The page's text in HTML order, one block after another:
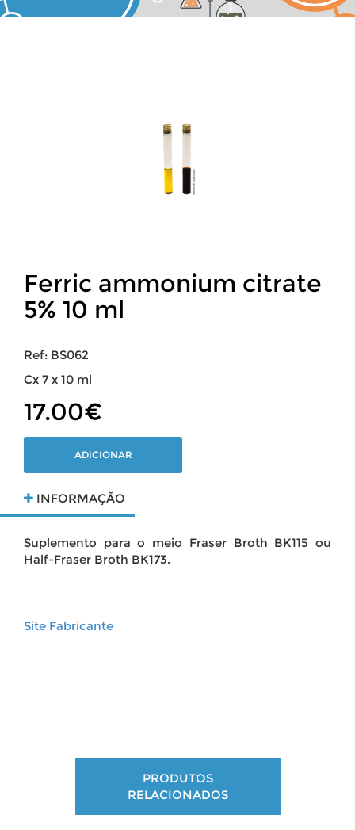
Ferric ammonium citrate
5% 10 ml
Ref: BS062
Cx 7 x 10 ml
17.00€
ADICIONAR
INFORMAÇÃO
Suplemento para o meio Fraser Broth BK115 ou
Half-Fraser Broth BK173.
Site Fabricante
PRODUTOS
RELACIONADOS